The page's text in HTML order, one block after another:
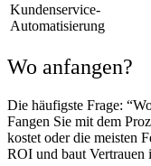
Kundenservice-
Automatisierung
Wo anfangen?
Die häufigste Frage:
Fangen Sie mit dem
kostet oder die meisten
ROI und baut